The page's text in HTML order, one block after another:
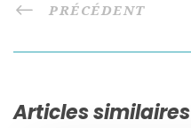
PRÉCÉDENT
Articles similaires